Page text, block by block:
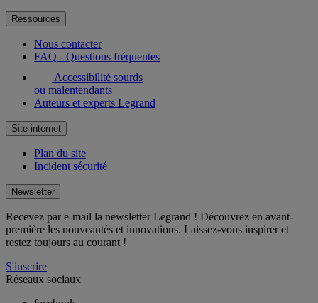
Ressources
Nous contacter
FAQ - Questions fréquentes
Accessibilité sourds
ou malentendants
Auteurs et experts Legrand
Site internet
Plan du site
Incident sécurité
Newsletter
Recevez par e-mail la newsletter Legrand ! Découvrez en avant-
première les nouveautés et innovations. Laissez-vous inspirer et
restez toujours au courant !
S'inscrire
Réseaux sociaux